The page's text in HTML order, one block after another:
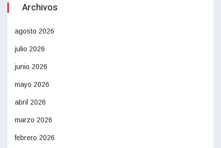
Archivos
agosto 2026
julio 2026
junio 2026
mayo 2026
abril 2026
marzo 2026
febrero 2026